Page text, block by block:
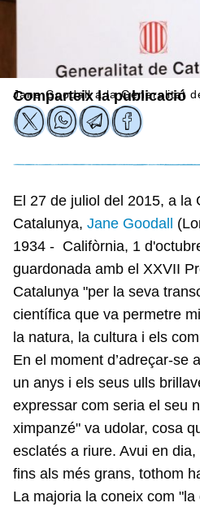
Jane Goodall a la Generalitat
Comparteix la publicació
El 27 de juliol del 2015, a la
Catalunya, Jane Goodall
1934 - Califòrnia, 1
guardonada amb el XXVII
Catalunya "per la seva
científica que va permetre
la natura, la cultura i els
En el moment d’adreçar-se
un anys i els seus ulls
expressar com seria el seu
ximpanzé" va udolar, cosa
esclatés a riure. Avui en
fins als més grans, tothom
La majoria la coneix com